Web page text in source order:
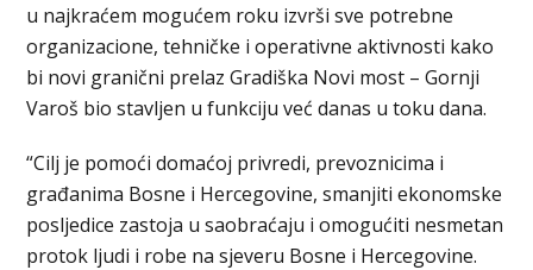
u najkraćem mogućem roku izvrši sve potrebne
organizacione, tehničke i operativne aktivnosti kako
bi novi granični prelaz Gradiška Novi most – Gornji
Varoš bio stavljen u funkciju već danas u toku dana.
“Cilj je pomoći domaćoj privredi, prevoznicima i
građanima Bosne i Hercegovine, smanjiti ekonomske
posljedice zastoja u saobraćaju i omogućiti nesmetan
protok ljudi i robe na sjeveru Bosne i Hercegovine.